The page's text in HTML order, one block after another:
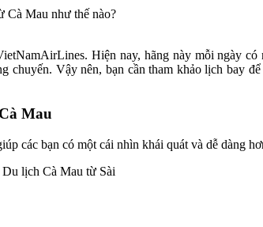
Hiện nay, hãng này mỗi ngày
chuyến. Vậy nên, bạn cần tham khảo lịch bay
Mau
các bạn có một cái nhìn khái quát và dễ dàng